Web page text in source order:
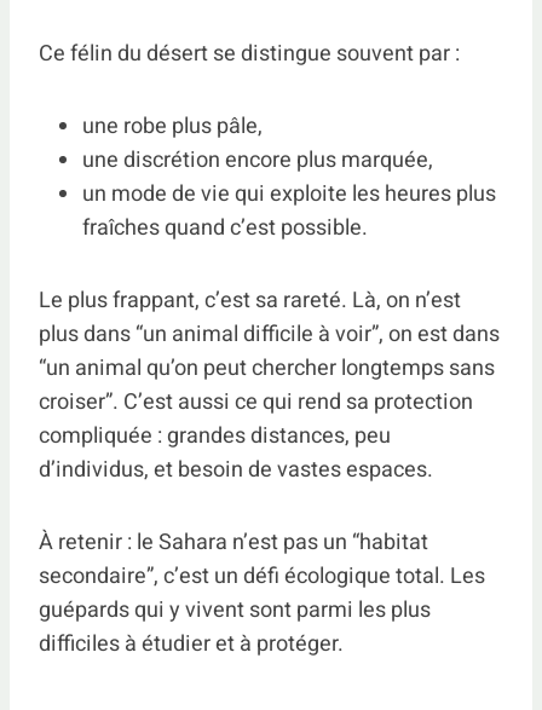
Ce félin du désert se distingue souvent par :
une robe plus pâle,
une discrétion encore plus marquée,
un mode de vie qui exploite les heures plus
fraîches quand c’est possible.
Le plus frappant, c’est sa rareté. Là, on n’est
plus dans “un animal difficile à voir”, on est dans
“un animal qu’on peut chercher longtemps sans
croiser”. C’est aussi ce qui rend sa protection
compliquée : grandes distances, peu
d’individus, et besoin de vastes espaces.
À retenir : le Sahara n’est pas un “habitat
secondaire”, c’est un défi écologique total. Les
guépards qui y vivent sont parmi les plus
difficiles à étudier et à protéger.